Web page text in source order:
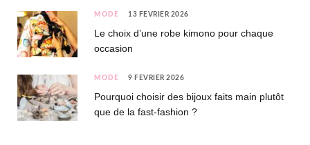
MODE 13 FÉVRIER 2026
Le choix d’une robe kimono pour chaque
occasion
MODE 9 FÉVRIER 2026
Pourquoi choisir des bijoux faits main plutôt
que de la fast-fashion ?